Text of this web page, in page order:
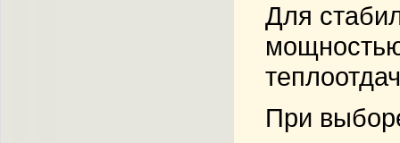
Для
При